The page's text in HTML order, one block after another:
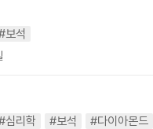
보석
심리학 #보석 #다이아몬드